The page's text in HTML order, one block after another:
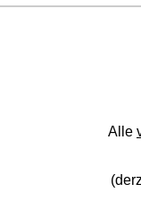
Alle